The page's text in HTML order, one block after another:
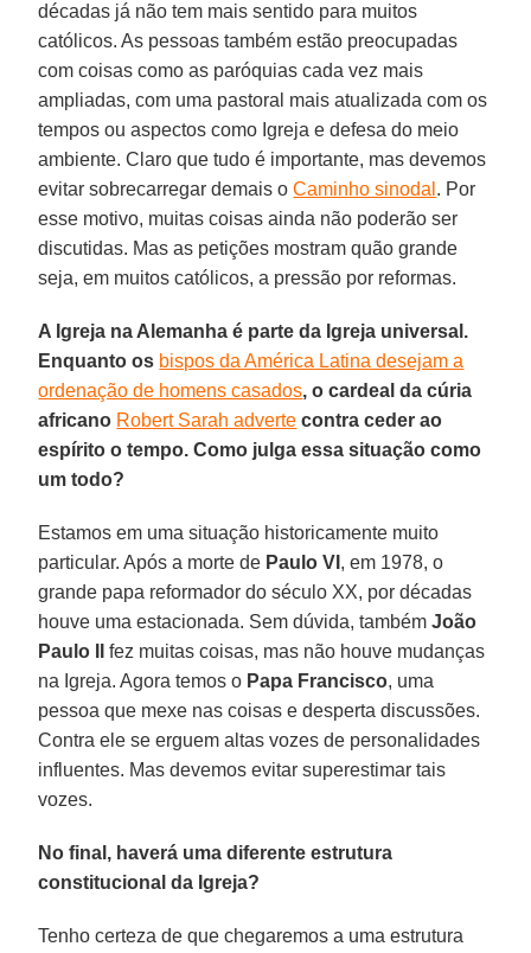
décadas já não tem mais sentido para muitos
católicos. As pessoas também estão preocupadas
com coisas como as paróquias cada vez mais
ampliadas, com uma pastoral mais atualizada com os
tempos ou aspectos como Igreja e defesa do meio
ambiente. Claro que tudo é importante, mas devemos
evitar sobrecarregar demais oCaminho sinodal . Por
esse motivo, muitas coisas ainda não poderão ser
discutidas. Mas as petições mostram quão grande
seja, em muitos católicos, a pressão por reformas.
A Igreja na Alemanha é parte da Igreja universal.
Enquanto os bispos da América Latina desejam a
ordenação de homens casados, o cardeal da cúria
africano Robert Sarah adverte contra ceder ao
espírito o tempo. Como julga essa situação como
um todo?
Estamos em uma situação historicamente muito
particular. Após a morte de Paulo VI , em 1978, o
grande papa reformador do século XX, por décadas
houve uma estacionada. Sem dúvida, tambémJoão
Paulo II
fez muitas coisas, mas não houve mudanças
na Igreja. Agora temos o Papa Francisco, uma
pessoa que mexe nas coisas e desperta discussões.
Contra ele se erguem altas vozes de personalidades
influentes. Mas devemos evitar superestimar tais
vozes.
No final, haverá uma diferente estrutura
constitucional da Igreja?
Tenho certeza de que chegaremos a uma estrutura